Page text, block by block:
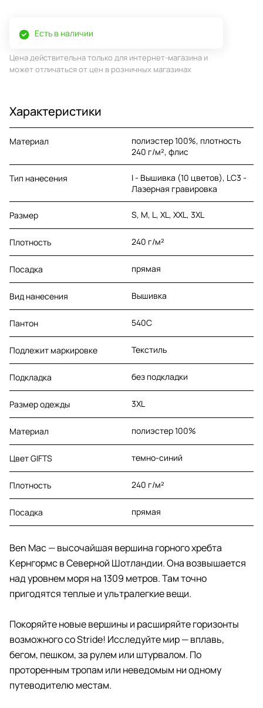
Есть в наличии
Цена действительна только для интернет-магазина и
может отличаться от цен в розничных магазинах
Характеристики
Материал
полиэстер 100%, плотность
240 г/м², флис
Тип нанесения
I - Вышивка (10 цветов), LC3 -
Лазерная гравировка
Размер S, M, L, XL, XXL, 3XL
Плотность 240 г/м²
Посадка прямая
Вид нанесения Вышивка
Пантон 540C
Подлежит маркировке Текстиль
Подкладка без подкладки
Размер одежды 3XL
Материал полиэстер 100%
Цвет GIFTS темно-синий
Плотность 240 г/м²
Посадка прямая
Ben Mac — высочайшая вершина горного хребта
Кернгормс в Северной Шотландии. Она возвышается
над уровнем моря на 1309 метров. Там точно
пригодятся теплые и ультралегкие вещи.
Покоряйте новые вершины и расширяйте горизонты
возможного со Stride! Исследуйте мир — вплавь,
бегом, пешком, за рулем или штурвалом. По
проторенным тропам или неведомым ни одному
путеводителю местам.